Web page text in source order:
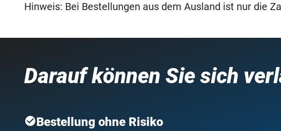
Hinweis: Bei Bestellungen aus dem Ausland ist nur die
Darauf können Sie sich
Bestellung ohne Risiko